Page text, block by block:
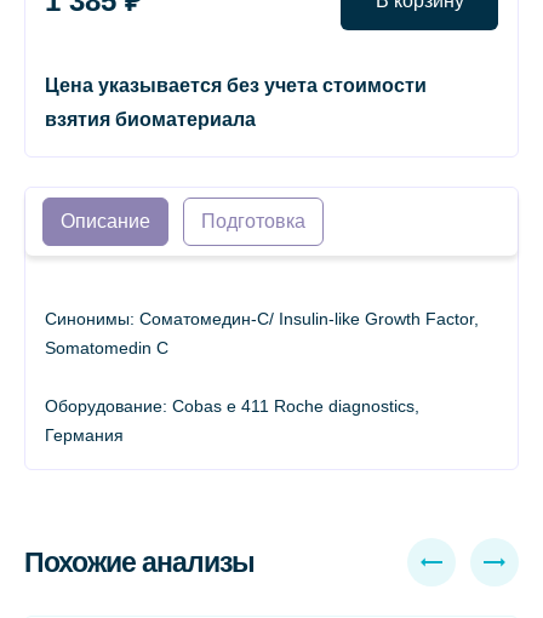
Цена указывается без учета стоимости
взятия биоматериала
Описание Подготовка
Синонимы: Соматомедин-С/ Insulin-like Growth Factor,
Somatomedin C
Оборудование: Сobas e 411 Roche diagnostics,
Германия
Похожие анализы